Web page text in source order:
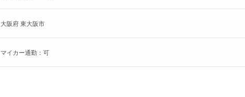
大阪府 東大阪市
マイカー通勤：可